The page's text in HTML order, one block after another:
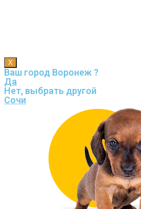
X
Ваш город Воронеж ?
Да
Нет, выбрать другой
Сочи